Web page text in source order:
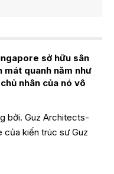
sở hữu sân
mát quanh năm như
nhân của nó vô
bởi. Guz Architects-
của kiến trúc sư Guz